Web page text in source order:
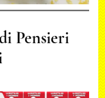
Pensieri